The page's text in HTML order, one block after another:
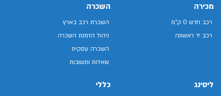
מכירה
רכב חדש 0 ק"מ
רכב יד ראשונה
השכרה
השכרת רכב בארץ
ניהול הזמנת השכרה
השכרה עסקית
שאלות ותשובות
ליסינג כללי